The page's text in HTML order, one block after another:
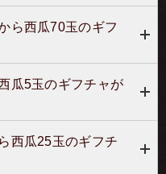
２位 鏡音 遥さん（黄
紫水 紅葉さん（黄
神崎 氷河さん（黄
黒沢 ヒカルさん（黄
ん（黄玉 ３玉／総
（黄玉 ２玉／総数 ２
玉／総数 ２
１玉／総数 ４
玉／総数 ２玉）以
日比野 真琴さんに贈呈
した。
ら西瓜70玉のギフ
瓜5玉のギフチャが
西瓜25玉のギフチ